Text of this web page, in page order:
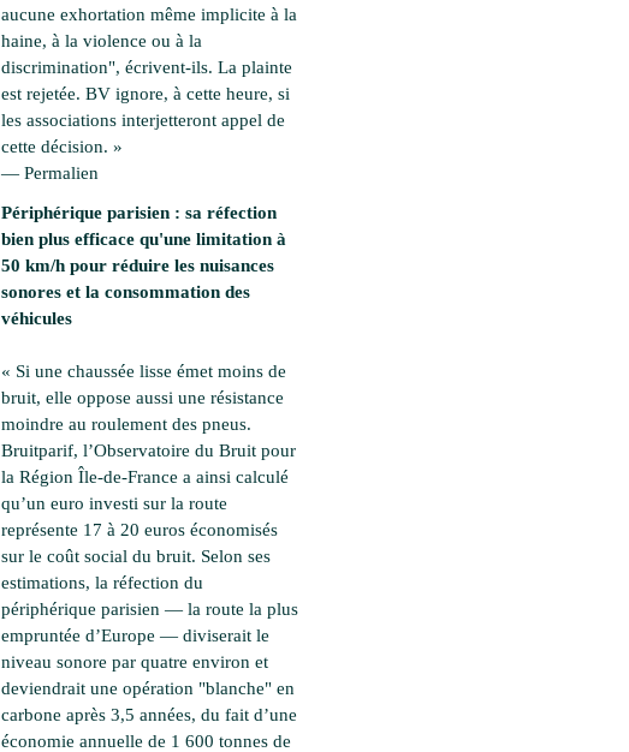
aucune exhortation même implicite à la
haine, à la violence ou à la
discrimination", écrivent-ils. La plainte
est rejetée. BV ignore, à cette heure, si
les associations interjetteront appel de
cette décision. »
— Permalien
Périphérique parisien : sa réfection
bien plus efficace qu'une limitation à
50 km/h pour réduire les nuisances
sonores et la consommation des
véhicules
« Si une chaussée lisse émet moins de
bruit, elle oppose aussi une résistance
moindre au roulement des pneus.
Bruitparif, l’Observatoire du Bruit pour
la Région Île-de-France a ainsi calculé
qu’un euro investi sur la route
représente 17 à 20 euros économisés
sur le coût social du bruit. Selon ses
estimations, la réfection du
périphérique parisien — la route la plus
empruntée d’Europe — diviserait le
niveau sonore par quatre environ et
deviendrait une opération "blanche" en
carbone après 3,5 années, du fait d’une
économie annuelle de 1 600 tonnes de